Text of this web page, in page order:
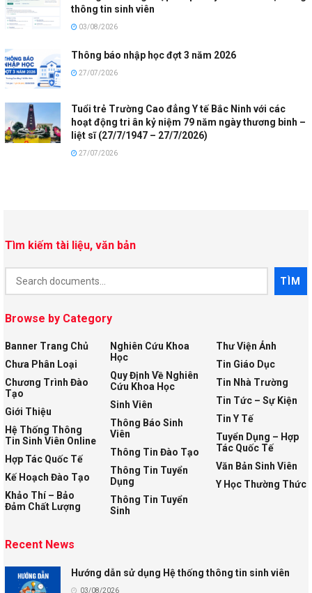
thông tin sinh viên
03/08/2026
Thông báo nhập học đợt 3 năm 2026
27/07/2026
Tuổi trẻ Trường Cao đẳng Y tế Bắc Ninh với các
hoạt động tri ân kỷ niệm 79 năm ngày thương binh –
liệt sĩ (27/7/1947 – 27/7/2026)
27/07/2026
Tìm kiếm tài liệu, văn bản
Document
TÌM
Browse by Category
Banner Trang Chủ
Chưa Phân Loại
Chương Trình Đào
Tạo
Giới Thiệu
Hệ Thống Thông
Tin Sinh Viên Online
Hợp Tác Quốc Tế
Kế Hoạch Đào Tạo
Khảo Thí – Bảo
Đảm Chất Lượng
Nghiên Cứu Khoa
Học
Quy Định Về Nghiên
Cứu Khoa Học
Sinh Viên
Thông Báo Sinh
Viên
Thông Tin Đào Tạo
Thông Tin Tuyển
Dụng
Thông Tin Tuyển
Sinh
Thư Viện Ảnh
Tin Giáo Dục
Tin Nhà Trường
Tin Tức – Sự Kiện
Tin Y Tế
Tuyển Dụng – Hợp
Tác Quốc Tế
Văn Bản Sinh Viên
Y Học Thường Thức
Recent News
Hướng dẫn sử dụng Hệ thống thông tin sinh viên
03/08/2026